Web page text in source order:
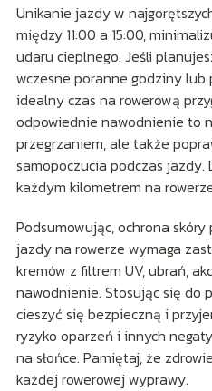
Unikanie jazdy w
między 11:00 a 15:00,
udaru cieplnego. Jeśli
wczesne poranne godziny lub
idealny czas na rowerową
odpowiednie nawodnienie to
przegrzaniem, ale także
samopoczucia podczas jazdy.
każdym kilometrem na
Podsumowując, ochrona skóry
jazdy na rowerze wymaga
kremów z filtrem UV, ubrań,
nawodnienie. Stosując się do
cieszyć się bezpieczną i
ryzyko oparzeń i innych
na słońce. Pamiętaj, że
każdej rowerowej wyprawy.